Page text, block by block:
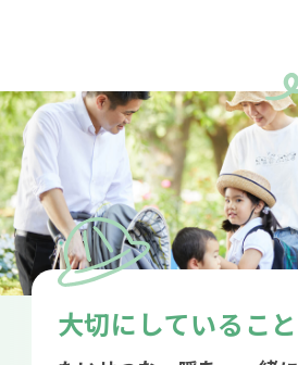
⼤切にしていること